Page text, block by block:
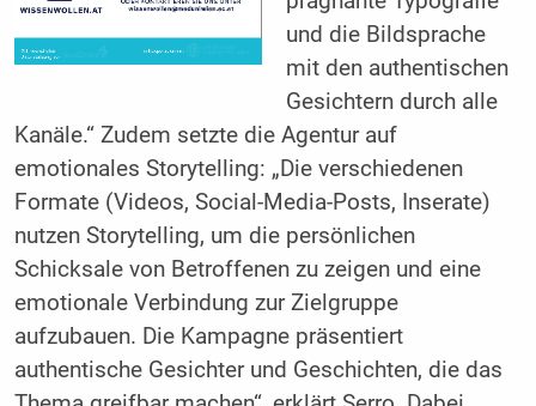
und die Bildsprache
mit den authentischen
Gesichtern durch alle
Kanäle.“ Zudem setzte die Agentur auf
emotionales Storytelling: „Die verschiedenen
Formate (Videos, Social-Media-Posts, Inserate)
nutzen Storytelling, um die persönlichen
Schicksale von Betroffenen zu zeigen und eine
emotionale Verbindung zur Zielgruppe
aufzubauen. Die Kampagne präsentiert
authentische Gesichter und Geschichten, die das